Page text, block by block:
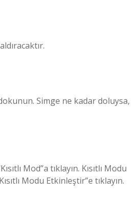
dokunun. Simge ne kadar doluysa,
Mod”a tıklayın. Kısıtlı Modu
Modu Etkinleştir”e tıklayın.